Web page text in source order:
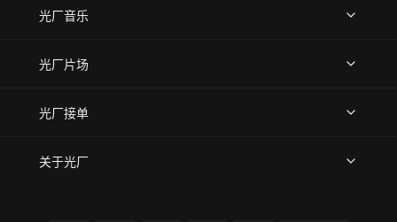
上传图片
光厂音乐
热门音乐
光厂片场
上传案例
光厂接单
上架服务
关于光厂